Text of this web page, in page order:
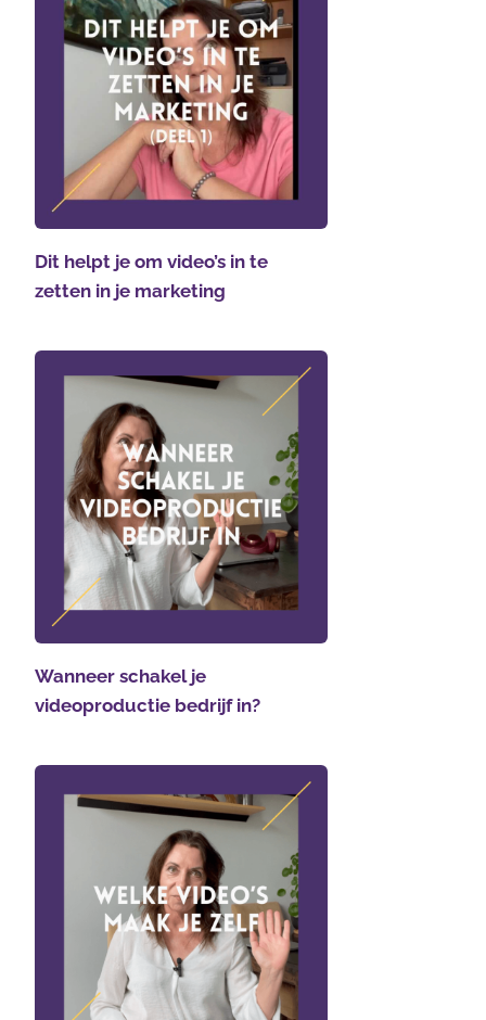
Dit helpt je om video’s in te
zetten in je marketing
Wanneer schakel je
videoproductie bedrijf in?